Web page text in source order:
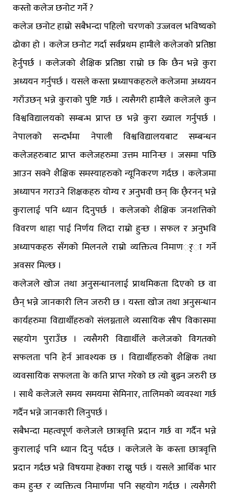
कस्तो कलेज छनोट गर्ने ?
कलेज छनोट हाम्रो सबैभन्दा पहिलो चरणको उज्जवल भविष्यको
ढोका हो । कलेज छनोट गर्दा सर्वप्रथम हामीले कलेजको प्रतिष्ठा
हेर्नुपर्छ । कलेजको शैक्षिक प्रतिष्ठा राम्रो छ कि छैन भन्ने कुरा
अध्ययन गर्नुपर्छ । यसले कस्ता प्रध्यापकहरुले कलेजमा अध्ययन
गराँउछन् भन्ने कुराको पुष्टि गर्छ । त्यसैगरी हामीले कलेजले कुन
विश्वविद्यालयको सम्बन्भ प्राप्त छ भन्ने कुरा ख्याल गर्नुपर्छ ।
नेपालको सन्दर्भमा नेपाली विश्वविद्यालयबाट सम्बन्धन
कलेजहरुबाट प्राप्त कलेजहरुमा उत्तम मानिन्छ । जसमा पछि
आउन सक्ने शैक्षिक समस्याहरुको न्यूनिकरण गर्दछ । कलेजमा
अध्यापन गराउने शिक्षकहरु योग्य र अनुभवी छन् कि छै्रनन् भन्ने
कुरालाई पनि ध्यान दिनुपर्छ । कलेजको शैक्षिक जनशत्तिको
विवरण थाहा पाई निर्णय लिदा राम्रो हुन्छ । सफल र अनुभवि
अध्यापकहरु सँगको मिलनले राम्रो व्यक्तित्व निमाणर््ा गर्ने
अवसर मिल्छ ।
कलेजले खोज तथा अनुसन्धानलाई प्राथमिकता दिएको छ वा
छैन् भन्ने जानकारी लिन जरुरी छ । यस्ता खोज तथा अनुसन्धान
कार्यहरुमा विद्यार्थीहरुको संलग्नताले व्यसायिक सीप विकासमा
सहयोग पुराउँछ । त्यसैगरी विद्यार्थीले कलेजको विगतको
सफलता पनि हेर्न आवश्यक छ । विद्यार्थीहरुको शैक्षिक तथा
व्यवसायिक सफलता के कति प्राप्त गरेको छ त्यो बुझ्न जरुरी छ
। साथै कलेजले समय समयमा सेमिनार, तालिमको व्यवस्था गर्छ
गर्दैन भन्ने जानकारी लिनुपर्छ ।
सबैभन्दा महत्वपूर्ण कलेजले छात्रवृत्ति प्रदान गर्छ वा गर्दैन भन्ने
कुरालाई पनि ध्यान दिनु पर्दछ । कलेजले के कस्ता छात्रवृत्ति
प्रदान गर्दछ भन्ने विषयमा हेक्का राख्नु पर्छ । यसले आर्थिक भार
कम हुन्छ र व्यक्तित्व निमार्णमा पनि सहयोग गर्दछ । त्यसैगरी